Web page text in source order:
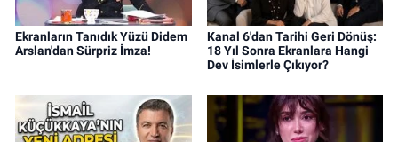
Ekranların Tanıdık Yüzü Didem
Arslan'dan Sürpriz İmza!
Kanal 6'dan Tarihi Geri Dönüş:
18 Yıl Sonra Ekranlara Hangi
Dev İsimlerle Çıkıyor?